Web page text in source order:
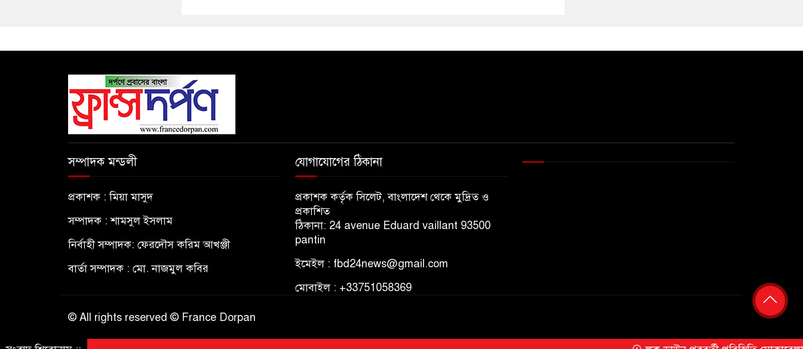
সম্পাদক মন্ডলী
প্রকাশক : মিয়া মাসুদ
সম্পাদক : শামসুল ইসলাম
নির্বাহী সম্পাদক: ফেরদৌস করিম আখঞ্জী
বার্তা সম্পাদক : মো. নাজমুল কবির
যোগাযোগের ঠিকানা
প্রকাশক কর্তৃক সিলেট, বাংলাদেশ থেকে মুদ্রিত ও
প্রকাশিত
ঠিকানা: 24 avenue Eduard vaillant 93500
pantin
ইমেইল : fbd24news@gmail.com
মোবাইল : +33751058369
© All rights reserved © France Dorpan